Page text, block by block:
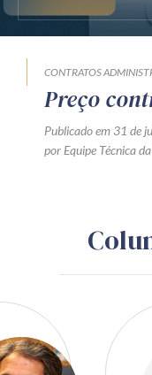
CONTRATOS
Preço
Publicado em 31 de
por Equipe Técnica